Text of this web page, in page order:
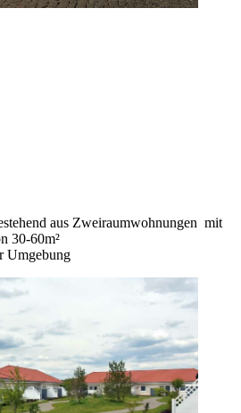
aus Zweiraumwohnungen mit
30-60m²
Umgebung